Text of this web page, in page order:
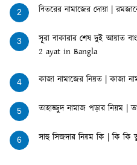
2 বিতরের নামাজের দোয়া |
3
সূরা বাকারার শেষ দুই আয়াত
2 ayat in Bangla
4 কাজা নামাজের নিয়ত | কাজা
5 তাহাজ্জুদ নামাজ পড়ার নিয়ম |
6 সাহু সিজদার নিয়ম কি | কি কি